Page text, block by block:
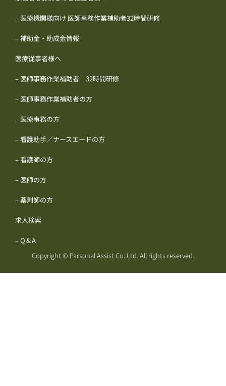
– 医療機関様向け 医師事務作業補助者32時間研修
– 補助金・助成金情報
医療従事者様へ
– 医師事務作業補助者 32時間研修
– 医師事務作業補助者の方
– 医療事務の方
– 看護助手／ナースエードの方
– 看護師の方
– 医師の方
– 薬剤師の方
求人検索
– Q＆A
Copyright © Parsonal Assist Co.,Ltd. All rights reserved.